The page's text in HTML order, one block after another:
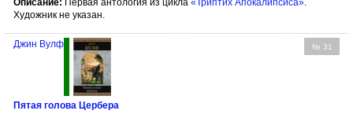
Описание: Первая антология из цикла «Триптих Апокалипсиса».
Художник не указан.
№ 31
Джин Вулф
Пятая голова Цербера